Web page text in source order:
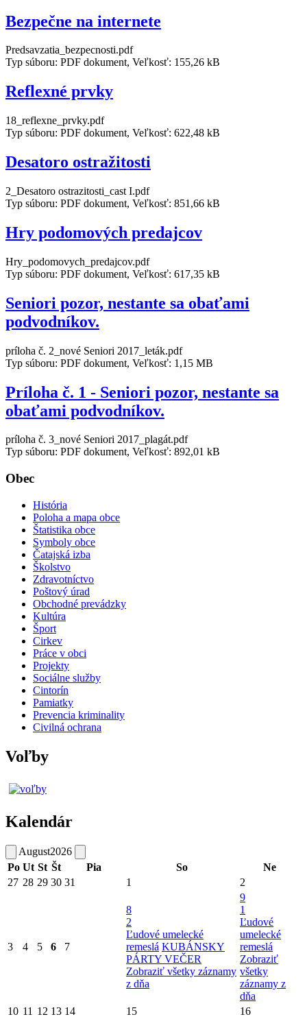
Bezpečne na internete
Predsavzatia_bezpecnosti.pdf
Typ súboru: PDF dokument, Veľkosť: 155,26 kB
Reflexné prvky
18_reflexne_prvky.pdf
Typ súboru: PDF dokument, Veľkosť: 622,48 kB
Desatoro ostražitosti
2_Desatoro ostrazitosti_cast I.pdf
Typ súboru: PDF dokument, Veľkosť: 851,66 kB
Hry podomových predajcov
Hry_podomovych_predajcov.pdf
Typ súboru: PDF dokument, Veľkosť: 617,35 kB
Seniori pozor, nestante sa obaťami
podvodníkov.
príloha č. 2_nové Seniori 2017_leták.pdf
Typ súboru: PDF dokument, Veľkosť: 1,15 MB
Príloha č. 1 - Seniori pozor, nestante sa
obaťami podvodníkov.
príloha č. 3_nové Seniori 2017_plagát.pdf
Typ súboru: PDF dokument, Veľkosť: 892,01 kB
Obec
História
Poloha a mapa obce
Štatistika obce
Symboly obce
Čatajská izba
Školstvo
Zdravotníctvo
Poštový úrad
Obchodné prevádzky
Kultúra
Šport
Cirkev
Práce v obci
Projekty
Sociálne služby
Cintorín
Pamiatky
Prevencia kriminality
Civilná ochrana
Voľby
Kalendár
August2026
Po Ut St Št Pia So
Ne
27 28 29 30 31 1 2
3 4 5 6 7
8
2
Ľudové umelecké
remeslá KUBÁNSKY
PÁRTY VEČER
Zobraziť všetky záznamy
z dňa
9
1
Ľudové
umelecké
remeslá
Zobraziť
všetky
záznamy z
dňa
10 11 12 13 14 15
16